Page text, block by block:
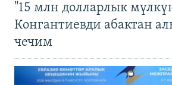
"15 млн долларлык
Конгантиевди абактан
чечим